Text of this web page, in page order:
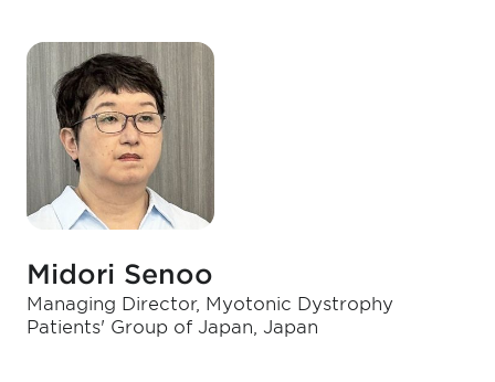
Midori Senoo
Managing Director, Myotonic Dystrophy
Patients' Group of Japan, Japan